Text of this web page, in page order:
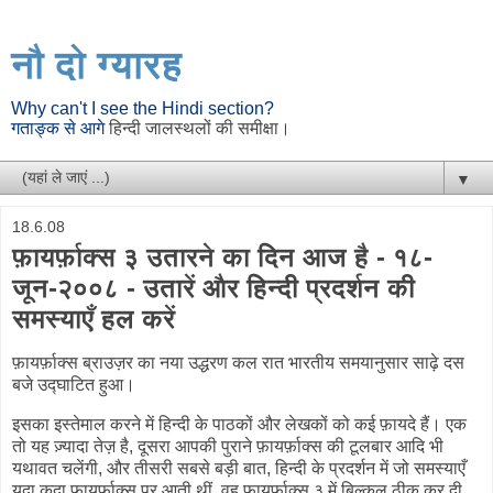
नौ दो ग्यारह
Why can't I see the Hindi section?
गताङ्क से आगेहिन्दी जालस्थलों की समीक्षा।
▼
18.6.08
फ़ायर्फ़ाक्स ३ उतारने का दिन आज है - १८-
जून-२००८ - उतारें और हिन्दी प्रदर्शन की
समस्याएँ हल करें
फ़ायर्फ़ाक्स ब्राउज़र का नया उद्धरण कल रात भारतीय समयानुसार साढ़े दस
बजे उद्घाटित हुआ।
इसका इस्तेमाल करने में हिन्दी के पाठकों और लेखकों को कई फ़ायदे हैं। एक
तो यह ज़्यादा तेज़ है, दूसरा आपकी पुराने फ़ायर्फ़ाक्स की टूलबार आदि भी
यथावत चलेंगी, और तीसरी सबसे बड़ी बात, हिन्दी के प्रदर्शन में जो समस्याएँ